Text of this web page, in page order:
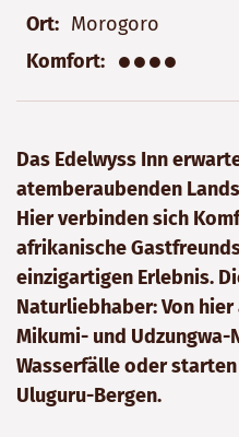
Ort
Morogoro
Komfort
●●●●
Das Edelwyss Inn
atemberaubenden
Hier verbinden sich
afrikanische
einzigartigen Erlebnis.
Naturliebhaber: Von
Mikumi- und
Wasserfälle oder
Uluguru-Bergen.